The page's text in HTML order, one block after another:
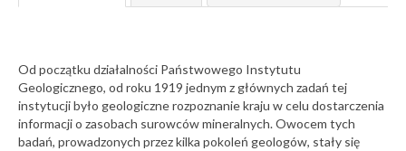
Od początku działalności Państwowego Instytutu
Geologicznego, od roku 1919 jednym z głównych zadań tej
instytucji było geologiczne rozpoznanie kraju w celu dostarczenia
informacji o zasobach surowców mineralnych. Owocem tych
badań, prowadzonych przez kilka pokoleń geologów, stały się